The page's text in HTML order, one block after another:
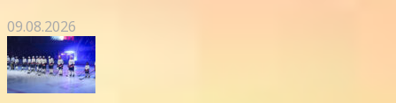
09.08.2026